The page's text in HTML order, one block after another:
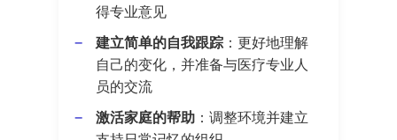
得专业意见
建立简单的自我跟踪 ：更好地理解
自己的变化，并准备与医疗专业人
员的交流
激活家庭的帮助 ：调整环境并建立